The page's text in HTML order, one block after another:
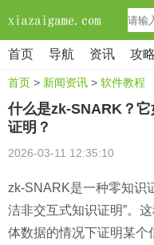
首页 导航 资讯 攻略
首页 > 新闻资讯 > 软件教程
什么是zk-SNARK？
证明？
2026-03-11 12:35:10
zk-SNARK是一种零知识
洁非交互式知识证明”。
体数据的情况下证明某个